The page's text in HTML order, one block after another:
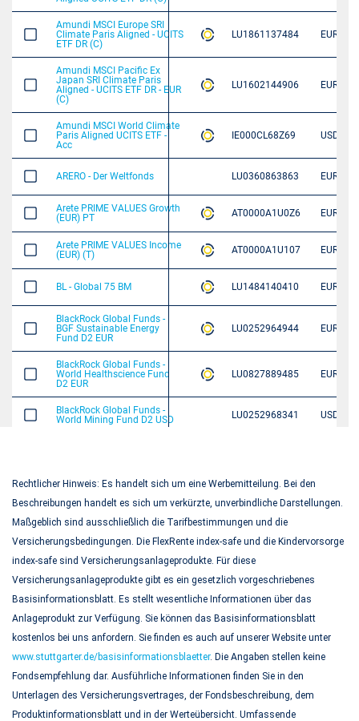
Rechtlicher Hinweis: Es handelt sich um eine Werbemitteilung. Bei den
Beschreibungen handelt es sich um verkürzte, unverbindliche Darstellungen.
Maßgeblich sind ausschließlich die Tarifbestimmungen und die
Versicherungsbedingungen. Die FlexRente index-safe und die Kindervorsorge
index-safe sind Versicherungsanlageprodukte. Für diese
Versicherungsanlageprodukte gibt es ein gesetzlich vorgeschriebenes
Basisinformationsblatt. Es stellt wesentliche Informationen über das
Anlageprodukt zur Verfügung. Sie können das Basisinformationsblatt
kostenlos bei uns anfordern. Sie finden es auch auf unserer Website unter
www.stuttgarter.de/basisinformationsblaetter. Die Angaben stellen keine
Fondsempfehlung dar. Ausführliche Informationen finden Sie in den
Unterlagen des Versicherungsvertrages, der Fondsbeschreibung, dem
Produktinformationsblatt und in der Werteübersicht. Umfassende